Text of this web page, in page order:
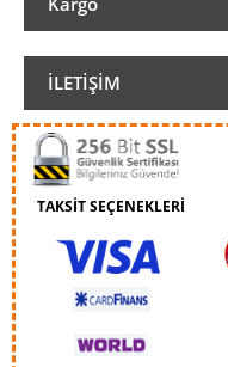
İLETIŞIM
TAKSİT SEÇENEKLERİ